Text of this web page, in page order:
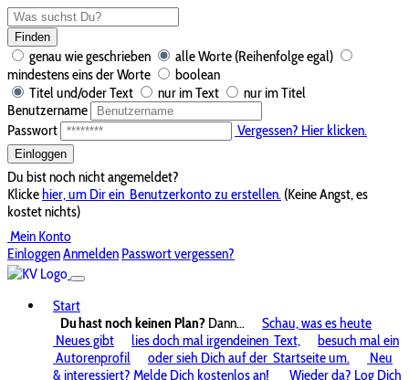
Finden
genau wie geschrieben
alle Worte (Reihenfolge egal)
mindestens eins der Worte
boolean
Titel und/oder Text
nur im Text
nur im Titel
Benutzername
Passwort
Vergessen? Hier klicken.
Einloggen
Du bist noch nicht angemeldet?
Klickehier, um Dir ein Benutzerkonto zu erstellen. (Keine Angst, es
kostet nichts)
Mein Konto
EinloggenAnmelden Passwort vergessen?
Start
Du hast noch keinen Plan? Dann...
Schau, was es heute
Neues gibt
lies doch mal irgendeinen Text,
besuch mal ein
Autorenprofil
oder sieh Dich auf der Startseite um.
Neu
& interessiert? Melde Dich kostenlos an!
Wieder da? Log Dich